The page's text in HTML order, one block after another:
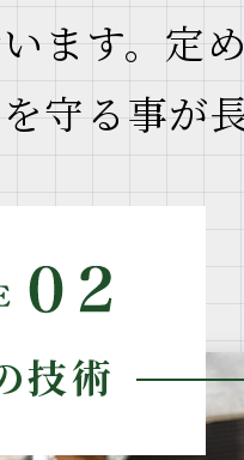
ます。定
守る事が
技術